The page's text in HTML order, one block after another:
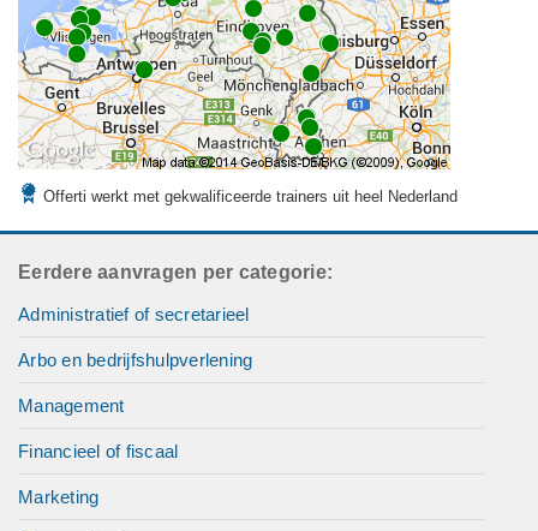
Offerti werkt met gekwalificeerde trainers uit heel Nederland
Eerdere aanvragen per categorie:
Administratief of secretarieel
Arbo en bedrijfshulpverlening
Management
Financieel of fiscaal
Marketing